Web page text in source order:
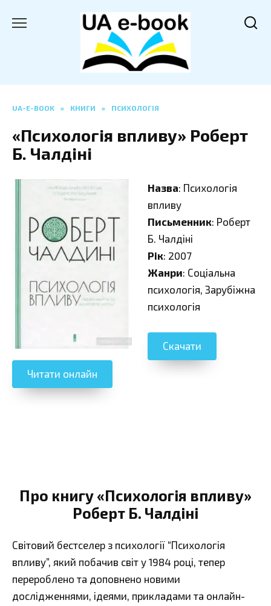
UA-E-BOOK » КНИГИ » ПСИХОЛОГІЯ
«Психологія впливу» Роберт
Б. Чалдіні
Назва: Психологія
впливу
Письменник: Роберт
Б. Чалдіні
Рік: 2007
Жанри: Соціальна
психологія, Зарубіжна
психологія
Скачати
Читати онлайн
Про книгу «Психологія впливу»
Роберт Б. Чалдіні
Світовий бестселер з психології “Психологія
впливу”, який побачив світ у 1984 році, тепер
перероблено та доповнено новими
дослідженнями, ідеями, прикладами та онлайн-